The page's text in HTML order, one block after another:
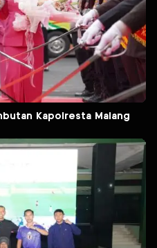
Kapolresta Malang